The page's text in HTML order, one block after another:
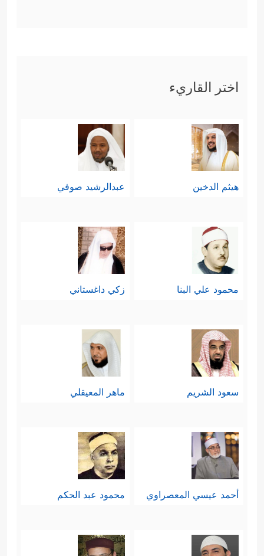
اختر القاريء
هيثم الدخين عبدالرشيد صوفي
محمود علي البنا زكي داغستاني
سعود الشريم ماهر المعيقلي
أحمد عيسي المعصراوي محمود عبد الحكم